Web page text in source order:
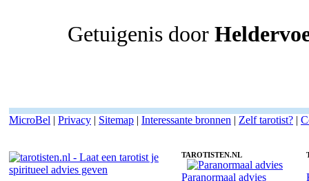
Getuigenis door
MicroBel | Privacy | Sitemap | Interessante bronnen | Zelf tarotist? |
TAROTISTEN.NL
Paranormaal advies